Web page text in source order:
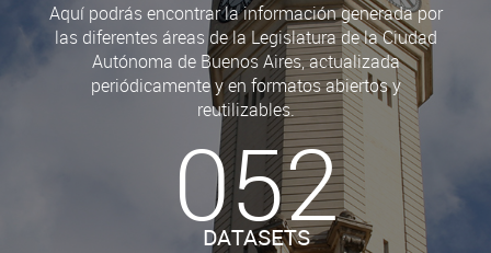
Aquí podrás encontrar la información generada por
las diferentes áreas de la Legislatura de la Ciudad
Autónoma de Buenos Aires, actualizada
periódicamente y en formatos abiertos y
reutilizables.
052
DATASETS